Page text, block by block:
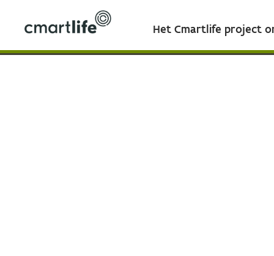
Het Cmartlife project